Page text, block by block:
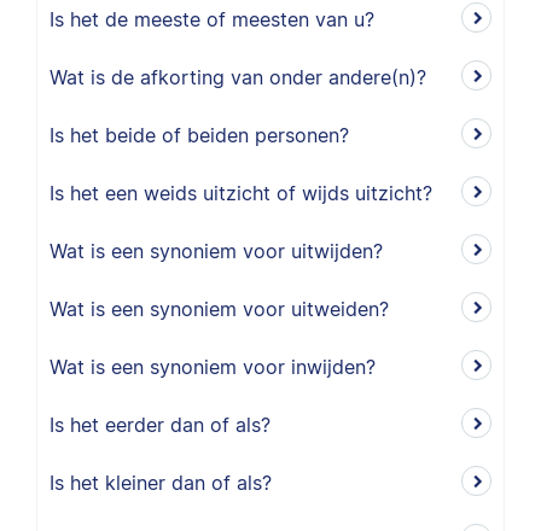
Is het de meeste of meesten van u?
Wat is de afkorting van onder andere(n)?
Is het beide of beiden personen?
Is het een weids uitzicht of wijds uitzicht?
Wat is een synoniem voor uitwijden?
Wat is een synoniem voor uitweiden?
Wat is een synoniem voor inwijden?
Is het eerder dan of als?
Is het kleiner dan of als?